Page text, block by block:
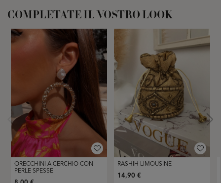
COMPLETATE IL VOSTRO LOOK
ORECCHINI A CERCHIO CON
PERLE SPESSE
RASHIH LIMOUSINE
14,90 €